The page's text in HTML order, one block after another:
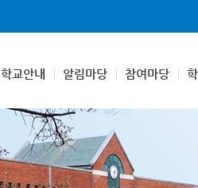
학교안내 알림마당 참여마당